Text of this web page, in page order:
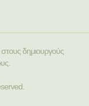
δημιουργούς